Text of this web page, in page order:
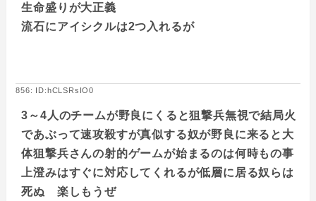
生命盛りが大正義
流石にアイシクルは2つ入れるが
856: ID:hCLSRsIO0
3～4人のチームが野良にくると狙撃兵無視で結局火
であぶって速攻殺すが真似する奴が野良に来ると大
体狙撃兵さんの射的ゲームが始まるのは何時もの事
上澄みはすぐに対応してくれるが低層に居る奴らは
死ぬ 楽しもうぜ